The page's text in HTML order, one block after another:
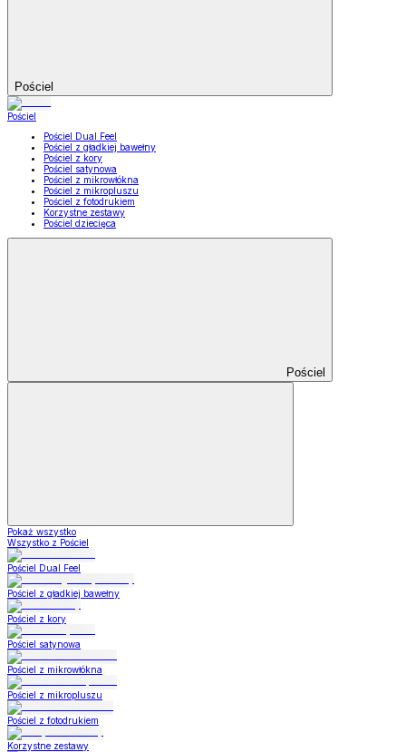
Pościel
Pościel
Pościel Dual Feel
Pościel z gładkiej bawełny
Pościel z kory
Pościel satynowa
Pościel z mikrowłókna
Pościel z mikropluszu
Pościel z fotodrukiem
Korzystne zestawy
Pościel dziecięca
Pościel
Pokaż wszystko
Wszystko z Pościel
Pościel Dual Feel
Pościel z gładkiej bawełny
Pościel z kory
Pościel satynowa
Pościel z mikrowłókna
Pościel z mikropluszu
Pościel z fotodrukiem
Korzystne zestawy